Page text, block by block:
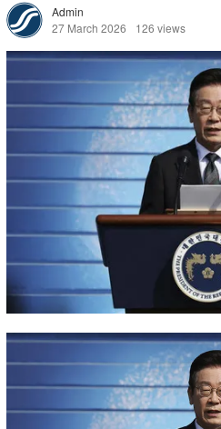
Admin
27 March 2026
126 views